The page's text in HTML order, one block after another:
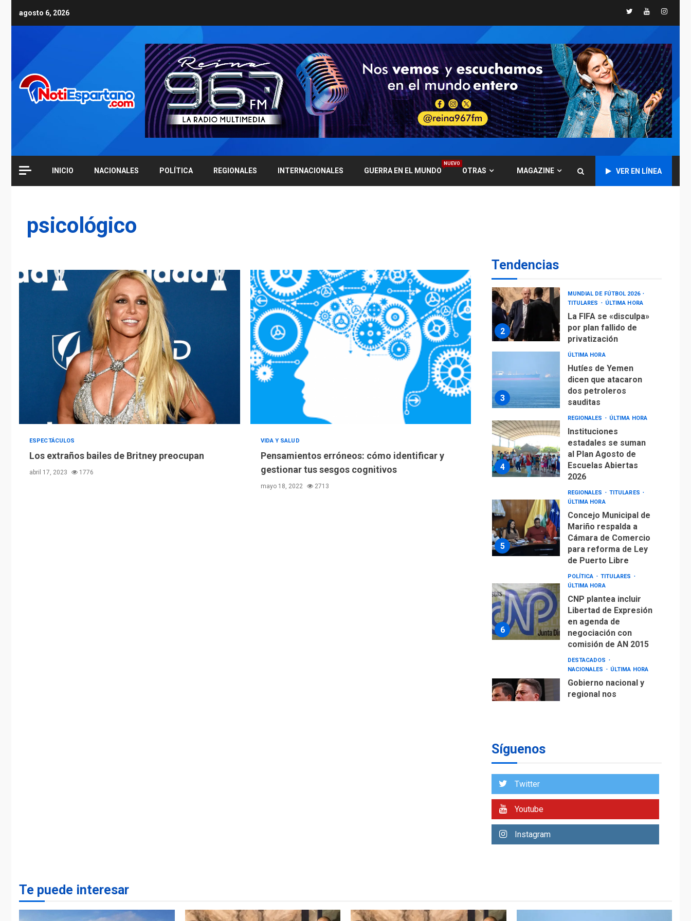
agosto 6, 2026 TwitterYoutube
INICIO NACIONALES POLÍTICA REGIONALES INTERNACIONALES GUERRA EN EL MUNDO
NUEVO
OTRAS MAGAZINE VER EN LÍNEA
psicológico
ESPECTÁCULOS
Los extraños bailes de Britney preocupan
abril 17, 2023 1776
VIDA Y SALUD
Pensamientos erróneos: cómo identificar y
gestionar tus sesgos cognitivos
mayo 18, 2022 2713
Tendencias
6
TITULARES
CNP plantea incluir
Libertad de Expresión
en agenda de
negociación con
comisión de AN 2015
7
DESTACADOS
NACIONALES
ÚLTIMA HORA
Gobierno nacional y
regional nos
respaldaron desde el
primer momento tras
asegura Gustavo
Duque
2
MUNDIAL DE FÚTBOL 2026
TITULARES
ÚLTIMA HORA
La FIFA se «disculpa»
por plan fallido de
privatización
3
ÚLTIMA HORA
Hutíes de Yemen
dicen que atacaron
dos petroleros
sauditas
4
REGIONALES ÚLTIMA HORA
Instituciones
estadales se suman
al Plan Agosto de
Escuelas Abiertas
2026
5
REGIONALES
TITULARES
ÚLTIMA HORA
Concejo Municipal de
Mariño respalda a
Cámara de Comercio
para reforma de Ley
de Puerto Libre
6
POLÍTICA
TITULARES
ÚLTIMA HORA
CNP plantea incluir
Libertad de Expresión
en agenda de
negociación con
comisión de AN 2015
DESTACADOS
NACIONALES
ÚLTIMA HORA
Gobierno nacional y
regional nos
1
ÚLTIMA HORA
operaciones de carga
Aeropuerto de
Síguenos
Twitter
Youtube
Instagram
Te puede interesar